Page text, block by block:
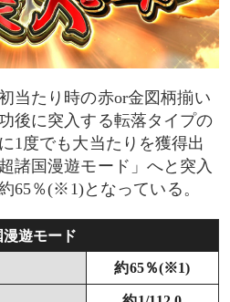
当たり時の赤or金図柄揃い
後に突入する転落タイプの
1度でも大当たりを獲得出
諸国漫遊モード」へと突入
65％(※1)となっている。
漫遊モード
約65％(※1)